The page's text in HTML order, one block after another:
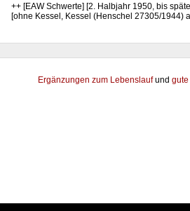
++ [EAW Schwerte] [2. Halbjahr 1950, bis
[ohne Kessel, Kessel (Henschel 27305/1944)
Ergänzungen zum Lebenslaufund gute